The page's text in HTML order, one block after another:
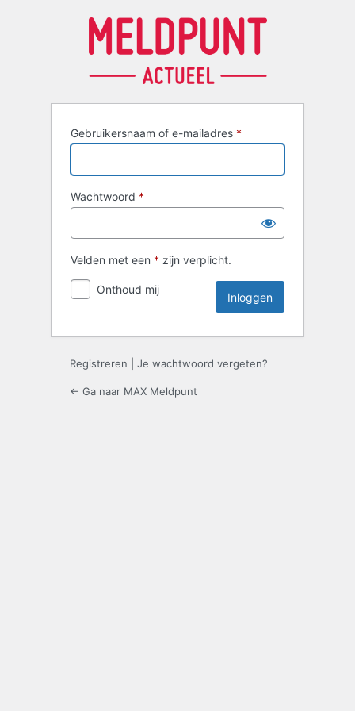
Gebruikersnaam of e-mailadres *
Wachtwoord *
Velden met een * zijn verplicht.
Onthoud mij
Registreren Je wachtwoord vergeten?
← Ga naar MAX Meldpunt